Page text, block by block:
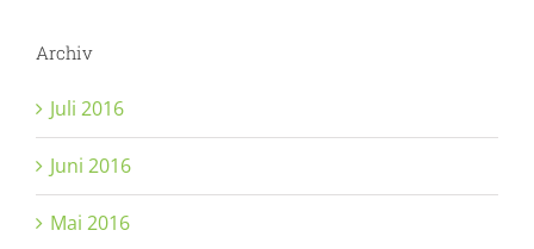
Archiv
Juli 2016
Juni 2016
Mai 2016